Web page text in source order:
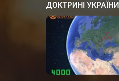
ДОКТРИНІ УКРАЇНИ